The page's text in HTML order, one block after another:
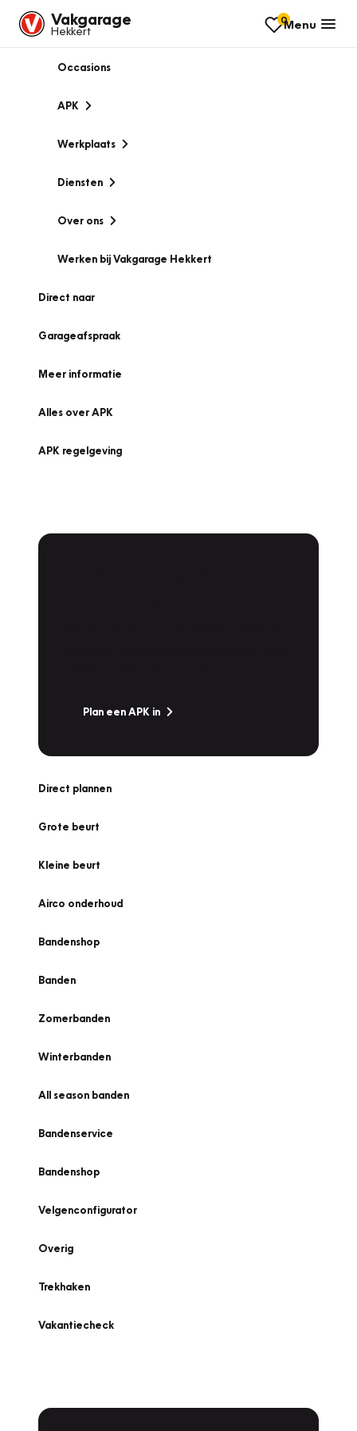
Vakgarage
Hekkert
0Menu
Occasions
APK
Werkplaats
Diensten
Over ons
Werken bij Vakgarage Hekkert
Direct naar
Garageafspraak
Meer informatie
Alles over APK
APK regelgeving
Plan een APK in
Direct plannen
Grote beurt
Kleine beurt
Airco onderhoud
Bandenshop
Banden
Zomerbanden
Winterbanden
All season banden
Bandenservice
Bandenshop
Velgenconfigurator
Overig
Trekhaken
Vakantiecheck